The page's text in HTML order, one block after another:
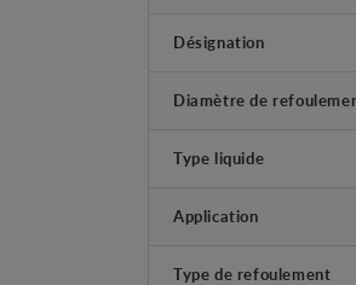
Désignation
Diamètre de
Type liquide
Application
Type de refoulement